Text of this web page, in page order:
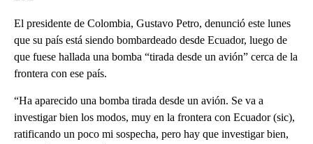
El presidente de Colombia, Gustavo Petro, denunció este lunes
que su país está siendo bombardeado desde Ecuador, luego de
que fuese hallada una bomba “tirada desde un avión” cerca de la
frontera con ese país.
“Ha aparecido una bomba tirada desde un avión. Se va a
investigar bien los modos, muy en la frontera con Ecuador (sic),
ratificando un poco mi sospecha, pero hay que investigar bien,